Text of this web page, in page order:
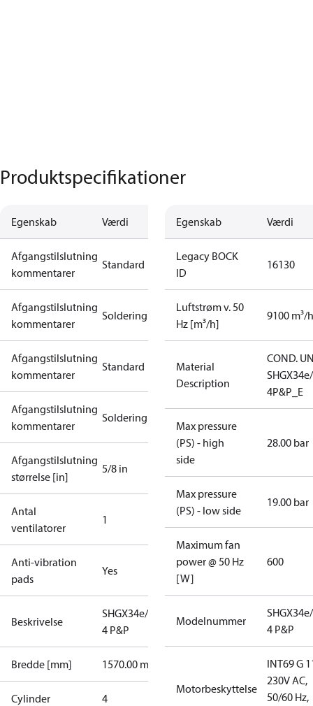
Produktspecifikationer
Egenskab Værdi
Afgangstilslutning
kommentarer
Standard
Afgangstilslutning
kommentarer
Soldering
Afgangstilslutning
kommentarer
Standard
Afgangstilslutning
kommentarer
Soldering
Afgangstilslutning
størrelse [in]
5/8 in
Antal
ventilatorer
1
Anti-vibration
pads
Yes
Beskrivelse
SHGX34e/215-
4 P&P
Bredde [mm] 1570.00 mm
Cylinder 4
Egenskab Værdi
Legacy BOCK
ID
16130
Luftstrøm v. 50
Hz [m³/h]
9100 m³/h
Material
Description
COND.
4P&P_E
Max pressure
(PS) - high
side
28.00 bar
Max pressure
(PS) - low side
19.00 bar
Maximum fan
power @ 50 Hz
[W]
600
Modelnummer
4 P&P
Motorbeskyttelse
INT69 G
230V AC,
50/60 Hz,